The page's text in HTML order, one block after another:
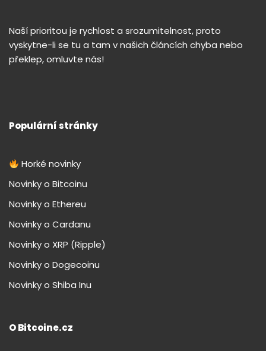
Naší prioritou je rychlost a srozumitelnost, proto
vyskytne-li se tu a tam v našich článcích chyba nebo
překlep, omluvte nás!
Populární stránky
Horké novinky
Novinky o Bitcoinu
Novinky o Ethereu
Novinky o Cardanu
Novinky o XRP (Ripple)
Novinky o Dogecoinu
Novinky o Shiba Inu
O Bitcoine.cz